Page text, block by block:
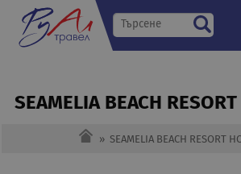
SEAMELIA BEACH
» SEAMELIA BEACH RESORT